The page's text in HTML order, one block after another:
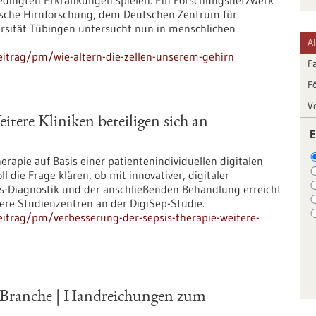
Hirnforschung, dem Deutschen Zentrum für
Tübingen untersucht nun in menschlichen
pm/wie-altern-die-zellen-unserem-gehirn
Kliniken beteiligen sich an
auf Basis einer patientenindividuellen digitalen
die Frage klären, ob mit innovativer, digitaler
Diagnostik und der anschließenden Behandlung erreicht
Studienzentren an der DigiSep-Studie.
pm/verbesserung-der-sepsis-therapie-weitere-
| Handreichungen zum